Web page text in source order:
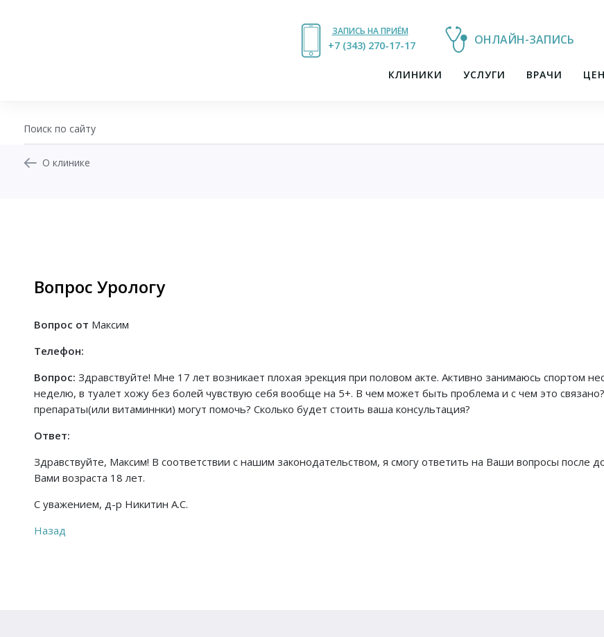
ЗАПИСЬ НА ПРИЁМ
+7 (343) 270-17-21
+7 (343) 270-17-17 ОНЛАЙН-ЗАПИСЬ
КЛИНИКИ УСЛУГИ ВРАЧИ
О клинике
Вопрос Урологу
Вопрос от Максим
Телефон:
Вопрос: Здравствуйте! Мне 17 лет возникает плохая эрекция при половом акте. Активно занимаюсь спортом
неделю, в туалет хожу без болей чувствую себя вообще на 5+. В чем может быть проблема и с чем это
препараты(или витаминнки) могут помочь? Сколько будет стоить ваша консультация?
Ответ:
Здравствуйте, Максим! В соответствии с нашим законодательством, я смогу ответить на Ваши вопросы после
Вами возраста 18 лет.
С уважением, д-р Никитин А.С.
Назад
+7 (343) 270-17-21